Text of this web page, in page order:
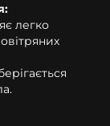
легко